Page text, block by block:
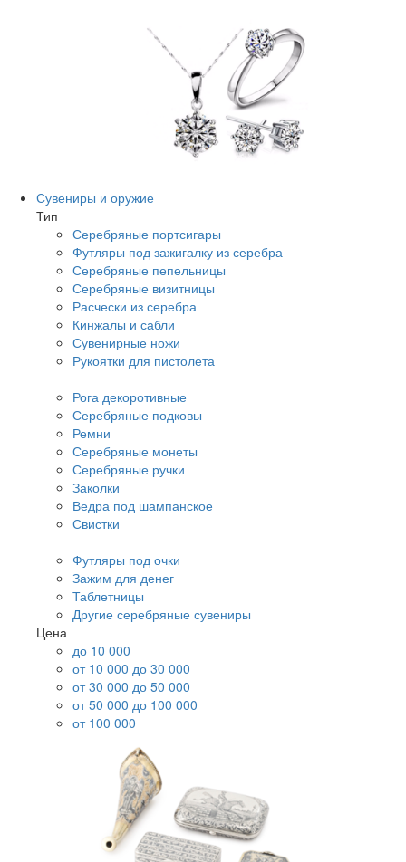
Сувениры и оружие
Тип
Серебряные портсигары
Футляры под зажигалку из серебра
Серебряные пепельницы
Серебряные визитницы
Расчески из серебра
Кинжалы и сабли
Сувенирные ножи
Рукоятки для пистолета
Рога декоротивные
Серебряные подковы
Ремни
Серебряные монеты
Серебряные ручки
Заколки
Ведра под шампанское
Свистки
Футляры под очки
Зажим для денег
Таблетницы
Другие серебряные сувениры
Цена
до 10 000
от 10 000 до 30 000
от 30 000 до 50 000
от 50 000 до 100 000
от 100 000